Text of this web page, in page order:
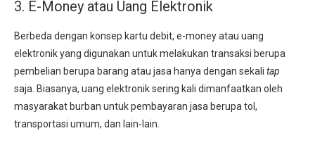
3. E-Money atau Uang Elektronik
Berbeda dengan konsep kartu debit, e-money atau uang
elektronik yang digunakan untuk melakukan transaksi berupa
pembelian berupa barang atau jasa hanya dengan sekali tap
saja. Biasanya, uang elektronik sering kali dimanfaatkan oleh
masyarakat burban untuk pembayaran jasa berupa tol,
transportasi umum, dan lain-lain.